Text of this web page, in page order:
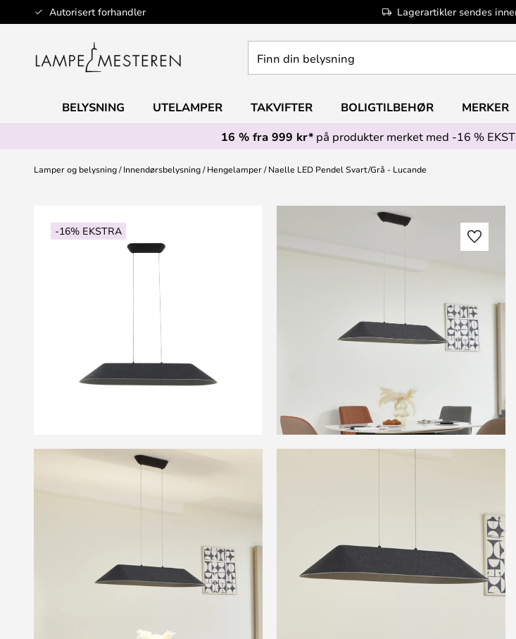
Autorisert forhandler Lagerartikler sendes
Hopp
til
din
BELYSNING UTELAMPER TAKVIFTER BOLIGTILBEHØR MERKER
16 % fra 999 kr*på produkter merket med -16 %
Lamper og belysning Innendørsbelysning Hengelamper Naelle LED Pendel Svart/Grå - Lucande
-16% EKSTRA